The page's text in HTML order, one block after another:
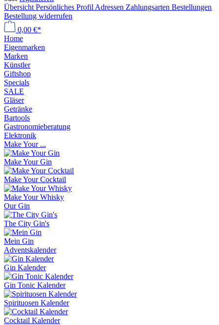
Übersicht Persönliches Profil Adressen Zahlungsarten Bestellungen
Bestellung widerrufen
0,00 €*
Home
Eigenmarken
Marken
Künstler
Giftshop
Specials
SALE
Gläser
Getränke
Bartools
Gastronomieberatung
Elektronik
Make Your ...
Make Your Gin
Make Your Cocktail
Make Your Whisky
Our Gin
The City Gin's
Mein Gin
Adventskalender
Gin Kalender
Gin Tonic Kalender
Spirituosen Kalender
Cocktail Kalender